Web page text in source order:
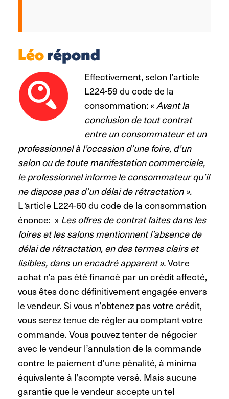
Léorépond
Effectivement, selon l’article
L224-59 du code de la
consommation: «Avant la
conclusion de tout contrat
entre un consommateur et un
professionnel à l’occasion d’une foire, d’un
salon ou de toute manifestation commerciale,
le professionnel informe le consommateur qu’il
ne dispose pas d’un délai de rétractation ».
L‘article L224-60 du code de la consommation
énonce: »Les offres de contrat faites dans les
foires et les salons mentionnent l’absence de
délai de rétractation, en des termes clairs et
lisibles, dans un encadré apparent ».Votre
achat n’a pas été financé par un crédit affecté,
vous êtes donc définitivement engagée envers
le vendeur. Si vous n’obtenez pas votre crédit,
vous serez tenue de régler au comptant votre
commande. Vous pouvez tenter de négocier
avec le vendeur l’annulation de la commande
contre le paiement d’une pénalité, à minima
équivalente à l’acompte versé. Mais aucune
garantie que le vendeur accepte un tel